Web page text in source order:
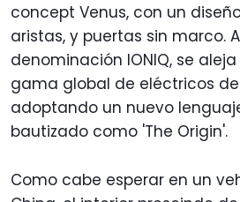
concept Venus, con un
aristas, y puertas sin marco.
denominación IONIQ, se
gama global de eléctricos de
adoptando un nuevo
bautizado como 'The Origin'.
Como cabe esperar en un